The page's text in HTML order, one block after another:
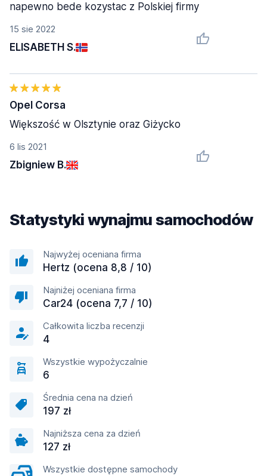
15 sie 2022
ELISABETH S.
napewno bede kozystac z Polskiej firmy
6 lis 2021
Zbigniew B.
Opel Corsa
Większość w Olsztynie oraz Giżycko
Statystyki wynajmu samochodów
Najwyżej oceniana firma
Hertz (ocena 8,8 / 10)
Najniżej oceniana firma
Car24 (ocena 7,7 / 10)
Całkowita liczba recenzji
4
Wszystkie wypożyczalnie
6
Średnia cena na dzień
197 zł
Najniższa cena za dzień
127 zł
Wszystkie dostępne samochody